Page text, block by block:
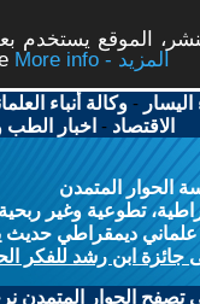
الموقع يستخدم
More info - المزيد
اليسار -وكالة أنباء
الاقتصاد - اخبار الطب
الحوار المتمدن
تطوعية وغير ربحية
ديمقراطي حديث
جائزة ابن رشد للفكر
تصفح الحوار المتمدن